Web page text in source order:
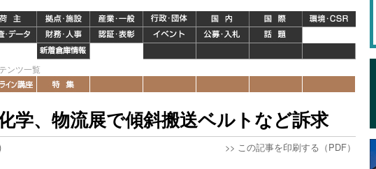
ンツ一覧
学、物流展で傾斜搬送ベルトなど訴求
>> この記事を印刷する（PDF）